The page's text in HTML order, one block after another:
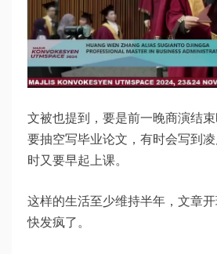
文被也提到，要是前一晚商演结
要抽空写毕业论文，有时会写到
时又要早起上课。
这样的生活至少维持半年，文章
快发疯了。